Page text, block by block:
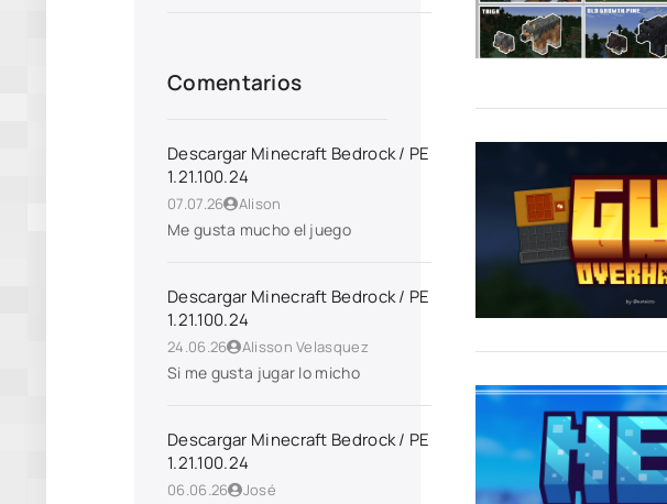
Comentarios
Descargar Minecraft Bedrock / PE
1.21.100.24
07.07.26 Alison
Me gusta mucho el juego
Descargar Minecraft Bedrock / PE
1.21.100.24
24.06.26 Alisson Velasquez
Si me gusta jugar lo micho
Descargar Minecraft Bedrock / PE
1.21.100.24
06.06.26 José